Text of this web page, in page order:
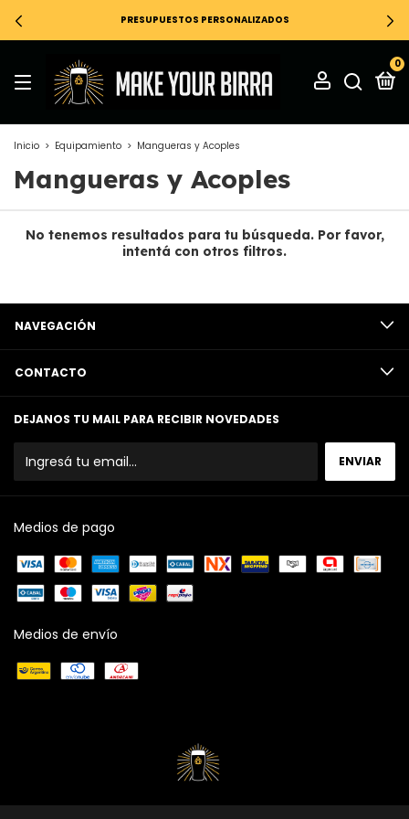
PRESUPUESTOS PERSONALIZADOS
0
Inicio > Equipamiento > Mangueras y Acoples
Mangueras y Acoples
No tenemos resultados para tu búsqueda. Por favor,
intentá con otros filtros.
NAVEGACIÓN
CONTACTO
DEJANOS TU MAIL PARA RECIBIR NOVEDADES
Medios de pago
Medios de envío